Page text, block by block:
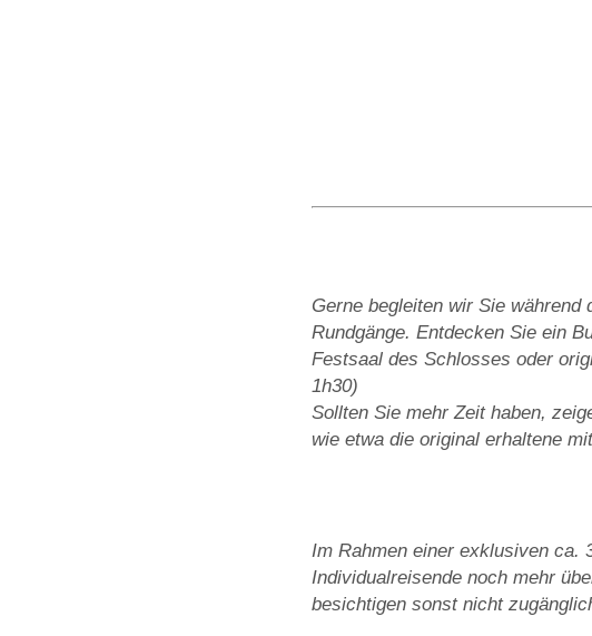
Gerne begleiten wir Sie während
Rundgänge. Entdecken Sie ein
Festsaal des Schlosses oder
1h30)
Sollten Sie mehr Zeit haben,
wie etwa die original erhaltene
Im Rahmen einer exklusiven ca.
Individualreisende noch mehr
besichtigen sonst nicht